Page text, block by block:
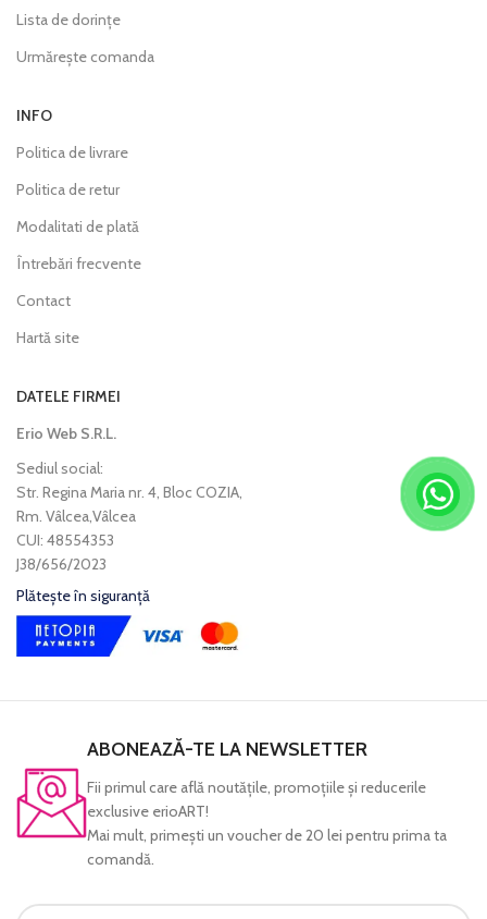
Lista de dorințe
Urmărește comanda
INFO
Politica de livrare
Politica de retur
Modalitati de plată
Întrebări frecvente
Contact
Hartă site
DATELE FIRMEI
Erio Web S.R.L.
Sediul social:
Str. Regina Maria nr. 4, Bloc COZIA,
Rm. Vâlcea,Vâlcea
CUI: 48554353
J38/656/2023
Plătește în siguranță
ABONEAZĂ-TE LA NEWSLETTER
Fii primul care află noutăţile, promoţiile şi reducerile
exclusive erioART!
Mai mult, primeşti un voucher de 20 lei pentru prima ta
comandă.